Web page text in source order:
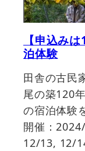
【申込み
泊体験
田舎の古民
尾の築120
の宿泊体験
開催：
12/13, 12/